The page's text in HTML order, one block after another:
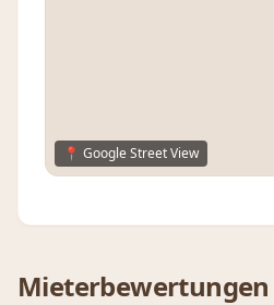
📍 Google Street View